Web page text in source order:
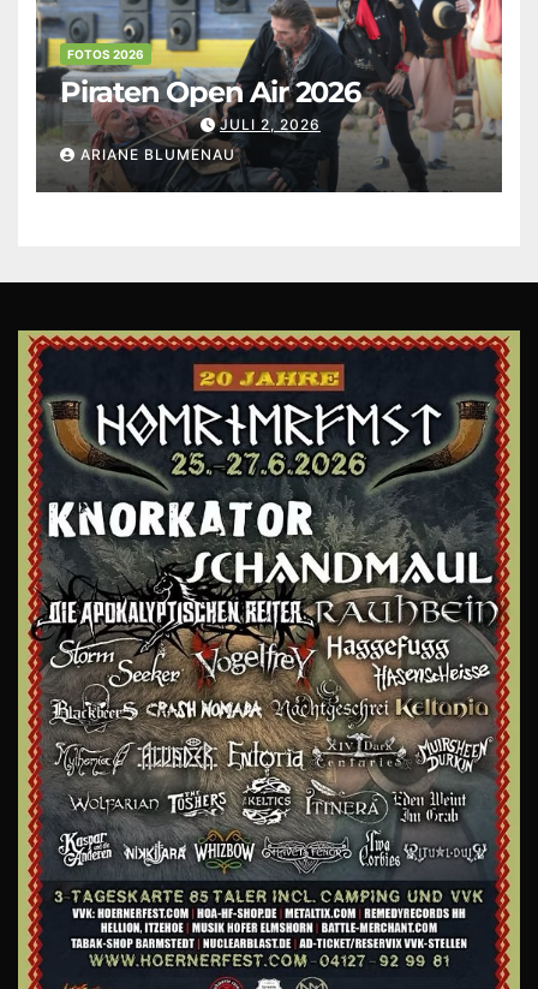
FOTOS 2026
Piraten Open Air 2026
JULI 2, 2026
ARIANE BLUMENAU